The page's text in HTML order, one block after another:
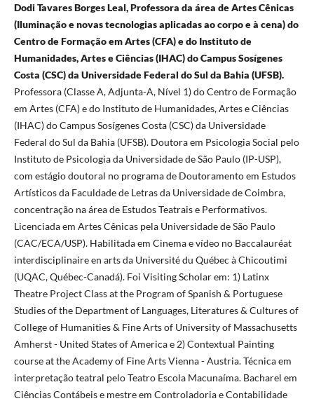
Dodi Tavares Borges Leal, Professora da área de Artes Cênicas
(Iluminação e novas tecnologias aplicadas ao corpo e à cena) do
Centro de Formação em Artes (CFA) e do Instituto de
Humanidades, Artes e Ciências (IHAC) do Campus Sosígenes
Costa (CSC) da Universidade Federal do Sul da Bahia (UFSB).
Professora (Classe A, Adjunta-A, Nível 1) do Centro de Formação
em Artes (CFA) e do Instituto de Humanidades, Artes e Ciências
(IHAC) do Campus Sosígenes Costa (CSC) da Universidade
Federal do Sul da Bahia (UFSB). Doutora em Psicologia Social pelo
Instituto de Psicologia da Universidade de São Paulo (IP-USP),
com estágio doutoral no programa de Doutoramento em Estudos
Artísticos da Faculdade de Letras da Universidade de Coimbra,
concentração na área de Estudos Teatrais e Performativos.
Licenciada em Artes Cênicas pela Universidade de São Paulo
(CAC/ECA/USP). Habilitada em Cinema e vídeo no Baccalauréat
interdisciplinaire en arts da Université du Québec à Chicoutimi
(UQAC, Québec-Canadá). Foi Visiting Scholar em: 1) Latinx
Theatre Project Class at the Program of Spanish & Portuguese
Studies of the Department of Languages, Literatures & Cultures of
College of Humanities & Fine Arts of University of Massachusetts
Amherst - United States of America e 2) Contextual Painting
course at the Academy of Fine Arts Vienna - Austria. Técnica em
interpretação teatral pelo Teatro Escola Macunaíma. Bacharel em
Ciências Contábeis e mestre em Controladoria e Contabilidade